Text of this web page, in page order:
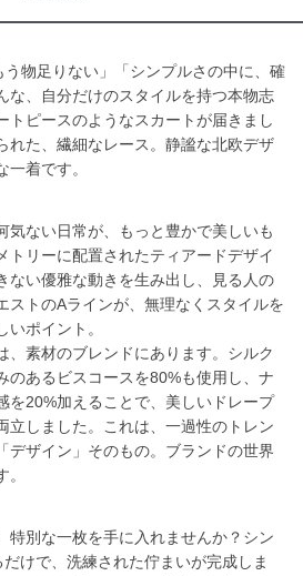
う物足りない」「シンプルさの中に、確
な、自分だけのスタイルを持つ本物志
トピースのようなスカートが届きまし
れた、繊細なレース。静謐な北欧デザ
着です。
気ない日常が、もっと豊かで美しいも
トリーに配置されたティアードデザイ
ない優雅な動きを生み出し、見る人の
ストのAラインが、無理なくスタイルを
いポイント。
、素材のブレンドにあります。シルク
のあるビスコースを80%も使用し、ナ
を20%加えることで、美しいドレープ
立しました。これは、一過性のトレン
デザイン」そのもの。ブランドの世界
特別な一枚を手に入れませんか？シン
けで、洗練された佇まいが完成しま